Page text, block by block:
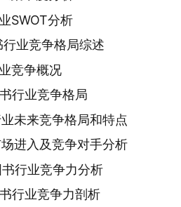
SWOT分析
业竞争格局综述
竞争概况
行业竞争格局
未来竞争格局和特点
进入及竞争对手分析
行业竞争力分析
行业竞争力剖析